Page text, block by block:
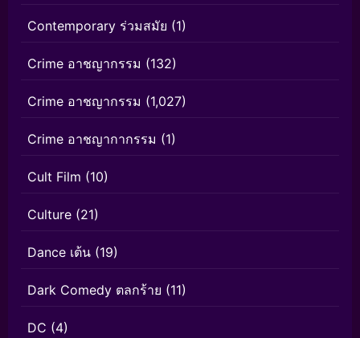
Contemporary ร่วมสมัย (1)
Crime อาชญากรรม (132)
Crime อาชญากรรม (1,027)
Crime อาชญากากรรม (1)
Cult Film (10)
Culture (21)
Dance เต้น (19)
Dark Comedy ตลกร้าย (11)
DC (4)